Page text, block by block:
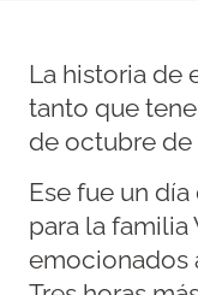
La historia de
tanto que
de octubre de
Ese fue un
para la familia
emocionados